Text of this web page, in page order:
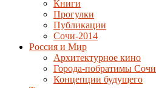
Книги
Прогулки
Публикации
Сочи-2014
Россия и Мир
Архитектурное кино
Города-побратимы Сочи
Концепции будущего